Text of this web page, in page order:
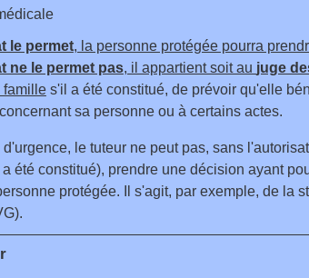
le permet, la personne protégée pourra
ne le permet pas, il appartient soit au juge
familles'il a été constitué, de prévoir qu'elle
sa personne ou à certains actes.
le tuteur ne peut pas, sans
été constitué), prendre une décision ayant
protégée. Il s'agit, par exemple, de la